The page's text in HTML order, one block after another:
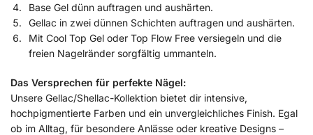
Base Gel dünn auftragen und aushärten.
Gellac in zwei dünnen Schichten auftragen und aushärten.
Mit Cool Top Gel oder Top Flow Free versiegeln und die
freien Nagelränder sorgfältig ummanteln.
Das Versprechen für perfekte Nägel:
Unsere Gellac/Shellac-Kollektion bietet dir intensive,
hochpigmentierte Farben und ein unvergleichliches Finish. Egal
ob im Alltag, für besondere Anlässe oder kreative Designs –